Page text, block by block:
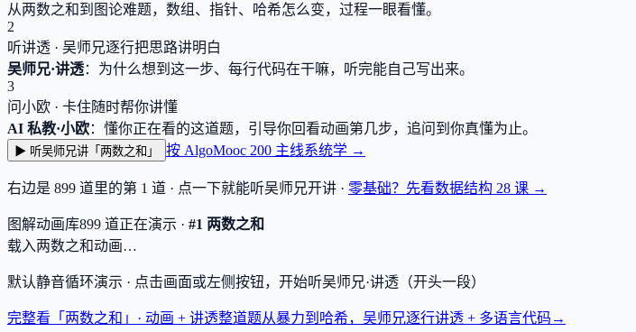
从两数之和到图论难题，数组、指针、哈希怎么变，过程一眼看懂。
2
听讲透 · 吴师兄逐行把思路讲明白
吴师兄·讲透：为什么想到这一步、每行代码在干嘛，听完能自己写出来。
3
问小欧 · 卡住随时帮你讲懂
AI 私教·小欧：懂你正在看的这道题，引导你回看动画第几步，追问到你真懂为止。
▶ 听吴师兄讲「两数之和」 按 AlgoMooc 200 主线系统学 →
右边是 899 道里的第 1 道 · 点一下就能听吴师兄开讲 · 零基础？先看数据结构 28 课 →
图解动画库899 道正在演示 · #1 两数之和
载入两数之和动画…
默认静音循环演示 · 点击画面或左侧按钮，开始听吴师兄·讲透（开头一段）
完整看「两数之和」· 动画 + 讲透整道题从暴力到哈希，吴师兄逐行讲透 + 多语言代码 →